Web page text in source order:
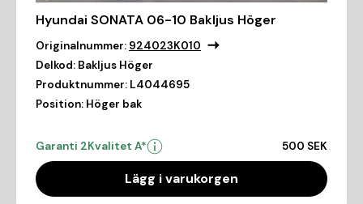
Hyundai SONATA 06-10 Bakljus Höger
Originalnummer: 924023K010
Delkod: Bakljus Höger
Produktnummer: L4044695
Position: Höger bak
Garanti 2Kvalitet A* 500 SEK
Lägg i varukorgen